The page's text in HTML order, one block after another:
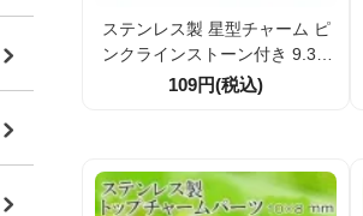
ステンレス製 星型チャーム ピ
ンクラインストーン付き 9.3m
m アクセサリーパーツ 1個／10
109円(税込)